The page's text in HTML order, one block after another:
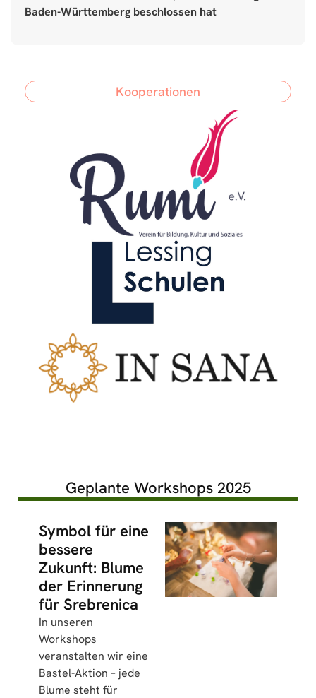
Baden-Württemberg beschlossen hat
Kooperationen
Geplante Workshops 2025
Symbol für eine
bessere
Zukunft: Blume
der Erinnerung
für Srebrenica
In unseren
Workshops
veranstalten wir eine
Bastel-Aktion – jede
Blume steht für